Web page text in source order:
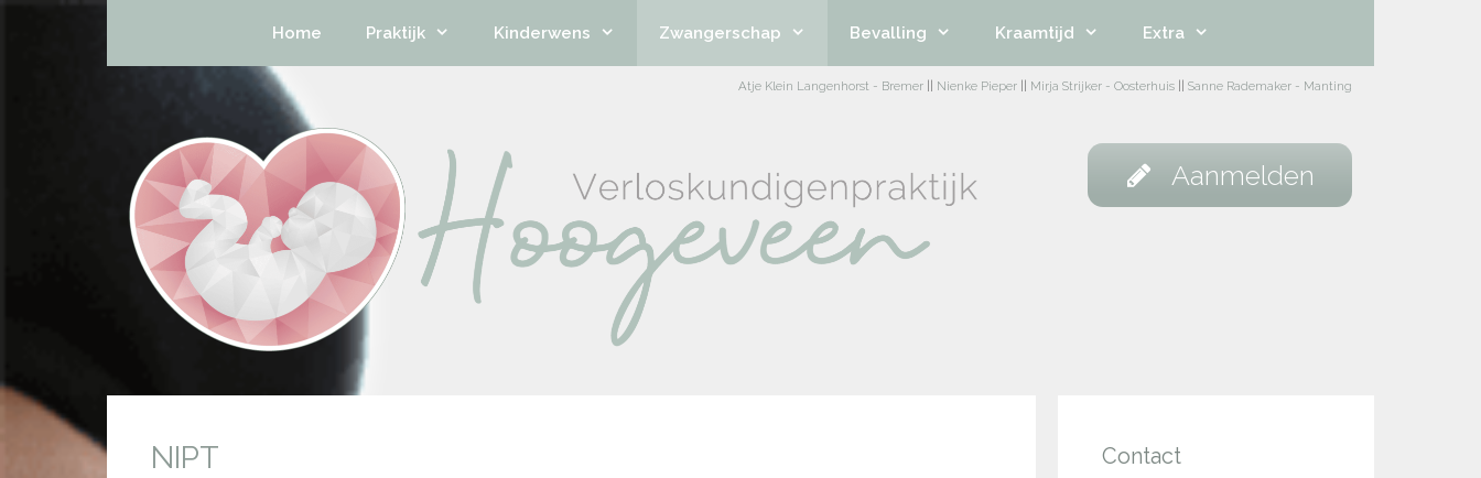
Home Praktijk Kinderwens Zwangerschap Bevalling Kraamtijd Extra
Atje Klein Langenhorst - Bremer Nienke Pieper Mirja Strijker - Oosterhuis Sanne Rademaker - Manting
Aanmelden
NIPT Contact